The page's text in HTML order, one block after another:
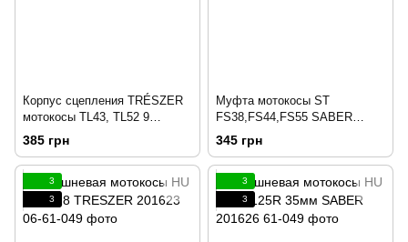
Корпус сцепления TRÉSZER
мотокосы TL43, TL52 9
шлицев штанга 28мм 201684
385 грн
Муфта мотокосы ST
FS38,FS44,FS55 SABER
201686
345 грн
3
3
3
3